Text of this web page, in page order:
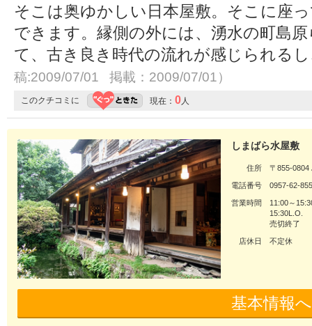
そこは奥ゆかしい日本屋敷。そこに座
できます。縁側の外には、湧水の町島
て、古き良き時代の流れが感じられる
稿:2009/07/01 掲載：2009/07/01）
このクチコミに 現在： 0人
しまばら水屋敷
住所 〒855-
電話番号 0957-62-
営業時間
11:00～
15:30L.O.
売切終了
店休日 不定休
基本情報へ